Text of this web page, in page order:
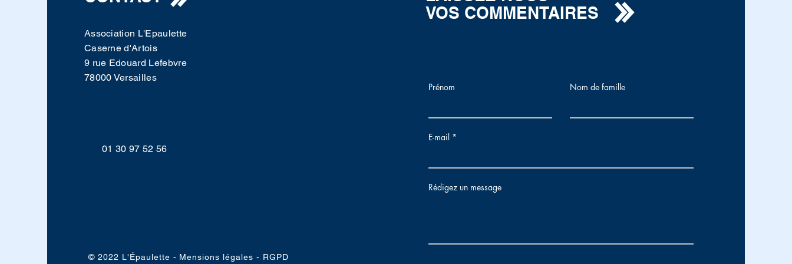
Association L'Epaulette
Caserne d'Artois
9 rue Edouard Lefebvre
78000 Versailles
01 30 97 52 56
© 2022 L'Épaulette - Mensions légales - RGPD
VOS COMMENTAIRES
Prénom Nom de famille
E-mail
Rédigez un message